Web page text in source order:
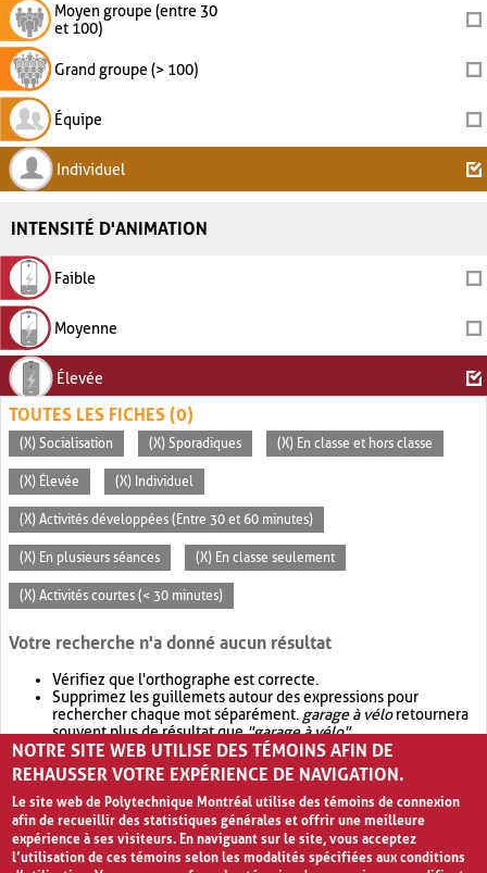
Moyen groupe (entre 30
et 100)
Grand groupe (> 100)
Équipe
Individuel
INTENSITÉ D'ANIMATION
Faible
Moyenne
Élevée
TOUTES LES FICHES (0)
(X) Socialisation (X) Sporadiques (X) En classe et hors classe
(X) Élevée (X) Individuel
(X) Activités développées (Entre 30 et 60 minutes)
(X) En plusieurs séances (X) En classe seulement
(X) Activités courtes (< 30 minutes)
Votre recherche n'a donné aucun résultat
Vérifiez que l'orthographe est correcte.
Supprimez les guillemets autour des expressions pour
rechercher chaque mot séparément. garage à véloretournera
souvent plus de résultat que"garage à vélo".
Envisagez d'élargir votre recherche avec OR.garage OR vélo
retournera souvent plus de résultat quegarage à vélo
NOTRE SITE WEB UTILISE DES TÉMOINS AFIN DE
REHAUSSER VOTRE EXPÉRIENCE DE NAVIGATION.
Le site web de Polytechnique Montréal utilise des témoins de connexion
afin de recueillir des statistiques générales et offrir une meilleure
expérience à ses visiteurs. En naviguant sur le site, vous acceptez
l’utilisation de ces témoins selon les modalités spécifiées aux conditions